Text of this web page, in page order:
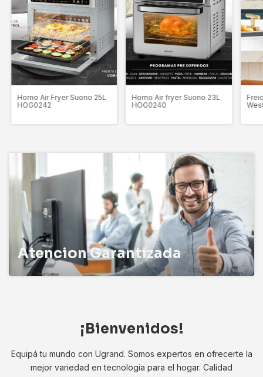
Horno Air Fryer Suono 25L
HOG0242
Horno Air fryer Suono 23L
HOG0240
Atencion Garantizada
¡Bienvenidos!
Equipá tu mundo con Ugrand. Somos expertos en ofrecerte la
mejor variedad en tecnología para el hogar. Calidad